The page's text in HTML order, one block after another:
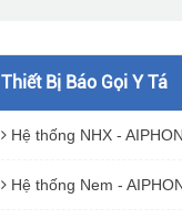
Thiết Bị Báo Gọi Y Tá
Hệ thống NHX -
Hệ thống Nem -